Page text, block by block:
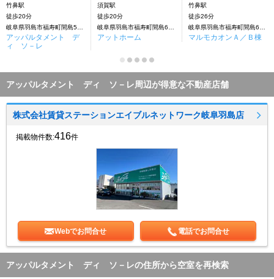
竹鼻駅
徒歩20分
アッパルタメント デ
ィ ソ－レ
須賀駅
徒歩20分
アットホーム
竹鼻駅
徒歩26分
マルモカオンＡ／Ｂ棟
アッパルタメント ディ ソ－レ周辺が得意な不動産店舗
株式会社賃貸ステーションエイブルネットワーク岐阜羽島店
掲載物件数:416件
Webでお問合せ 電話でお問合せ
アッパルタメント ディ ソ－レの住所から空室を再検索